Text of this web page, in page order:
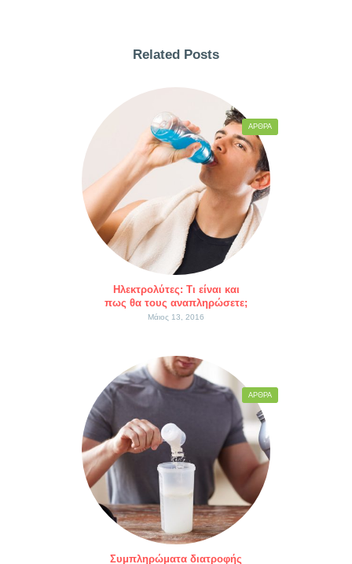
Related Posts
Ηλεκτρολύτες: Τι είναι και
πως θα τους αναπληρώσετε;
Μάιος 13, 2016
ΆΡΘΡΑ
Συμπληρώματα διατροφής
ΆΡΘΡΑ